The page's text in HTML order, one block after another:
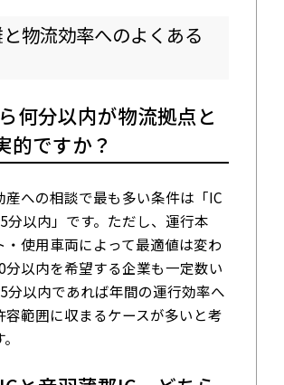
物流効率へのよくある
何分以内が物流拠点と
的ですか？
産への相談で最も多い条件は「IC
分以内」です。ただし、運行本
・使用車両によって最適値は変わ
分以内を希望する企業も一定数い
分以内であれば年間の運行効率へ
容範囲に収まるケースが多いと考